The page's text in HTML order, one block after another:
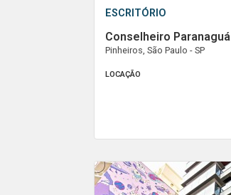
ESCRITÓRIO
Conselheiro Paranaguá
Pinheiros, São Paulo - SP
LOCAÇÃO